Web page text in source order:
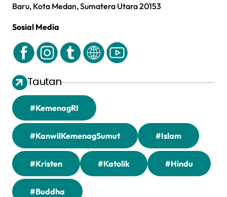
Baru, Kota Medan, Sumatera Utara 20153
Sosial Media
Tautan
#KemenagRI
#KanwilKemenagSumut #Islam
#Kristen #Katolik #Hindu
#Buddha